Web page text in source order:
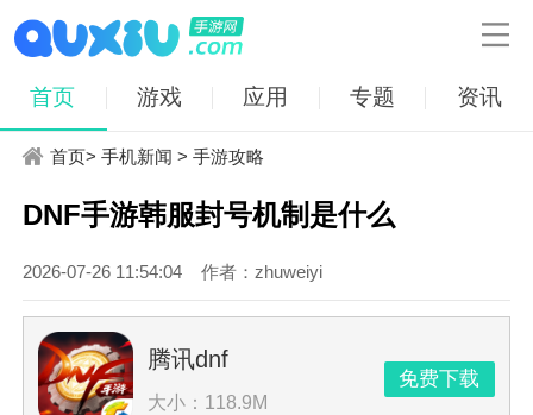

首页 游戏 应用 专题 资讯
首页>手机新闻 >手游攻略
DNF手游韩服封号机制是什么
2026-07-26 11:54:04 作者：zhuweiyi
腾讯dnf
大小：118.9M
免费下载